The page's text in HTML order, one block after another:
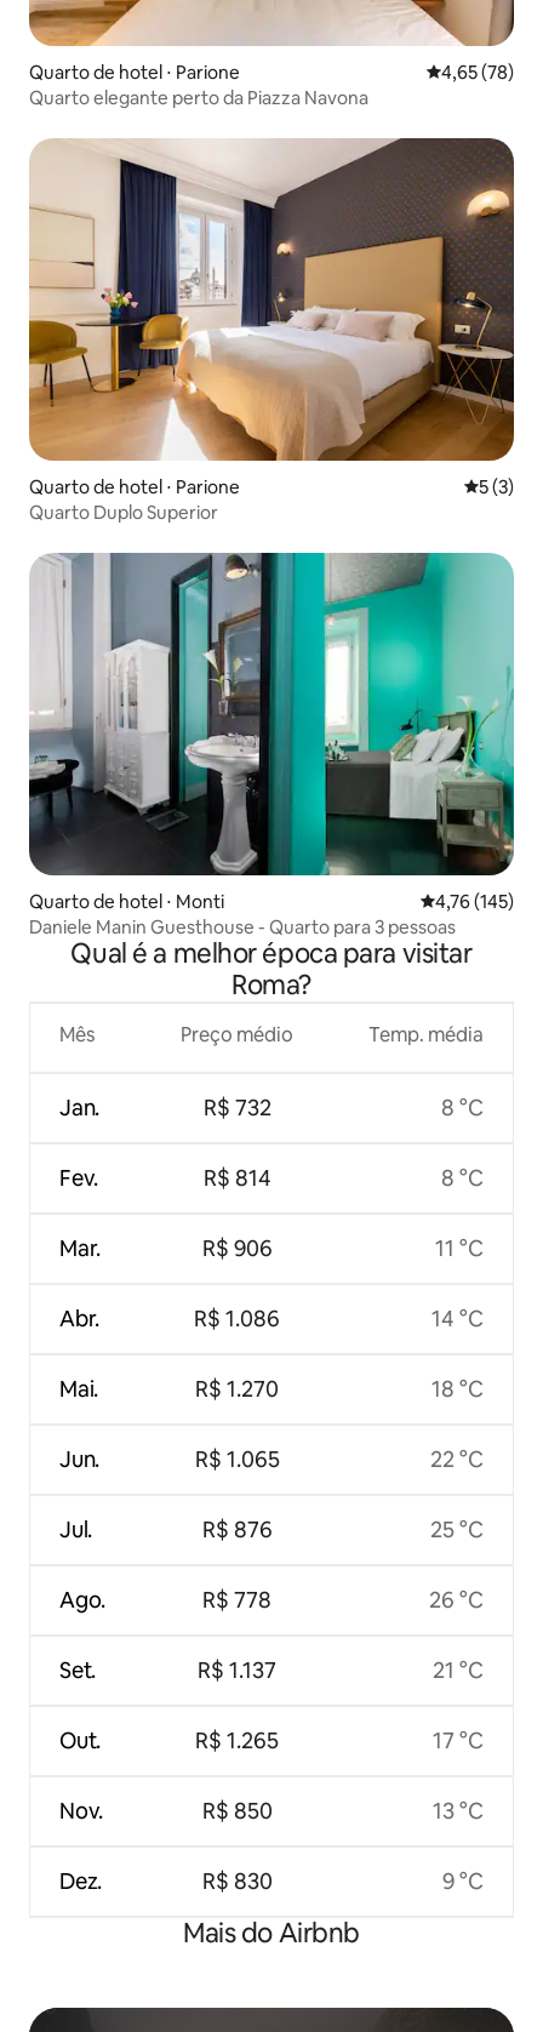
Quarto de hotel ⋅ Parione 4,65 de uma
4,65 (78)
Quarto elegante perto da Piazza Navona
Quarto de hotel ⋅ Parione 5 de
5 (3)
Quarto Duplo Superior
Quarto de hotel ⋅ Monti 4,76 de uma
4,76 (145)
Daniele Manin Guesthouse - Quarto para 3 pessoas
Qual é a melhor época para visitar
Roma?
Mês
Jan.
Fev.
Mar.
Abr.
Mai.
Jun.
Jul.
Ago.
Set.
Out.
Nov.
Dez.
Preço médio
R$ 732
R$ 814
R$ 906
R$ 1.086
R$ 1.270
R$ 1.065
R$ 876
R$ 778
R$ 1.137
R$ 1.265
R$ 850
R$ 830
Temp. média
8 °C
8 °C
11 °C
14 °C
18 °C
22 °C
25 °C
26 °C
21 °C
17 °C
13 °C
9 °C
Mais do Airbnb